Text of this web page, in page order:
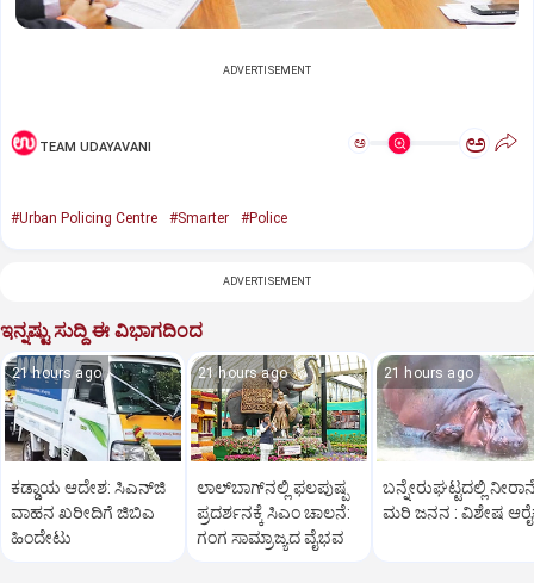
ADVERTISEMENT
TEAM UDAYAVANI ಅ ಅ
#Urban Policing Centre #Smarter #Police
ADVERTISEMENT
ಇನ್ನಷ್ಟು ಸುದ್ದಿ ಈ ವಿಭಾಗದಿಂದ
21 hours ago
ಕಡ್ಡಾಯ ಆದೇಶ: ಸಿಎನ್‌ಜಿ
ವಾಹನ ಖರೀದಿಗೆ ಜಿಬಿಎ
ಹಿಂದೇಟು
21 hours ago
ಲಾಲ್‌ಬಾಗ್‌ನಲ್ಲಿ ಫಲಪುಷ್ಪ
ಪ್ರದರ್ಶನಕ್ಕೆ ಸಿಎಂ ಚಾಲನೆ:
ಗಂಗ ಸಾಮ್ರಾಜ್ಯದ ವೈಭವ
21 hours ago
ಬನ್ನೇರುಘಟ್ಟದಲ್ಲಿ
ಮರಿ ಜನನ : ವಿಶೇಷ